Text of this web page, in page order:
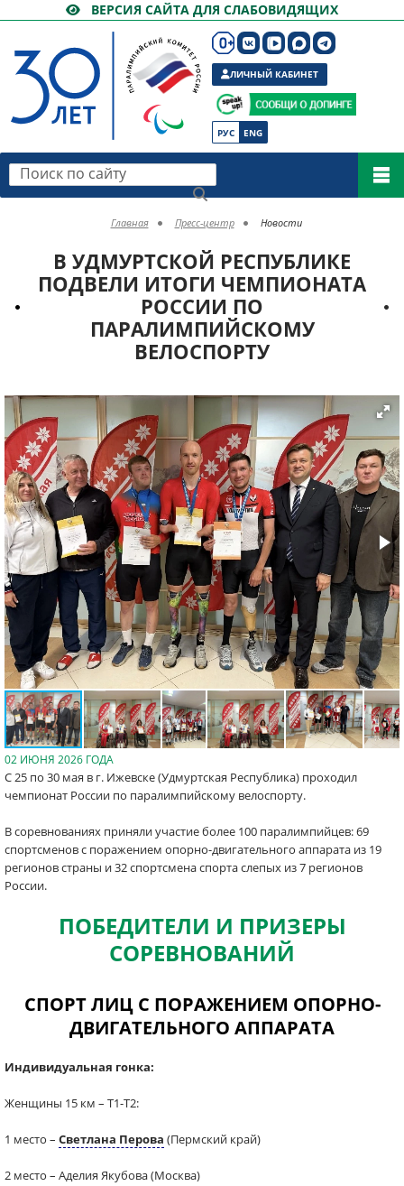
ВЕРСИЯ САЙТА ДЛЯ СЛАБОВИДЯЩИХ
РУС ENG
ЛИЧНЫЙ КАБИНЕТ
Поиск по сайту
Главная Пресс-центр Новости
В УДМУРТСКОЙ РЕСПУБЛИКЕ
ПОДВЕЛИ ИТОГИ ЧЕМПИОНАТА
РОССИИ ПО
ПАРАЛИМПИЙСКОМУ
ВЕЛОСПОРТУ
02 ИЮНЯ 2026 ГОДА
С 25 по 30 мая в г. Ижевске (Удмуртская Республика) проходил
чемпионат России по паралимпийскому велоспорту.
В соревнованиях приняли участие более 100 паралимпийцев: 69
спортсменов с поражением опорно-двигательного аппарата из 19
регионов страны и 32 спортсмена спорта слепых из 7 регионов
России.
ПОБЕДИТЕЛИ И ПРИЗЕРЫ
СОРЕВНОВАНИЙ
СПОРТ ЛИЦ С ПОРАЖЕНИЕМ ОПОРНО-
ДВИГАТЕЛЬНОГО АППАРАТА
Индивидуальная гонка:
Женщины 15 км – Т1-Т2:
1 место – Светлана Перова (Пермский край)
2 место – Аделия Якубова (Москва)